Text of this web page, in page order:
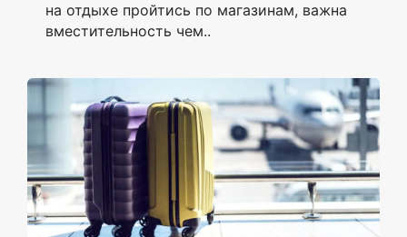
на отдыхе пройтись по магазинам, важна
вместительность чем..